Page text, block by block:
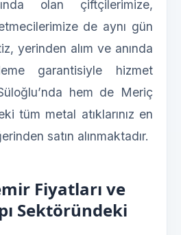
olan çiftçilerimize,
de aynı gün
yerinden alım ve anında
garantisiyle hizmet
hem de Meriç
tüm metal atıklarınız en
satın alınmaktadır.
Fiyatları ve
Sektöründeki